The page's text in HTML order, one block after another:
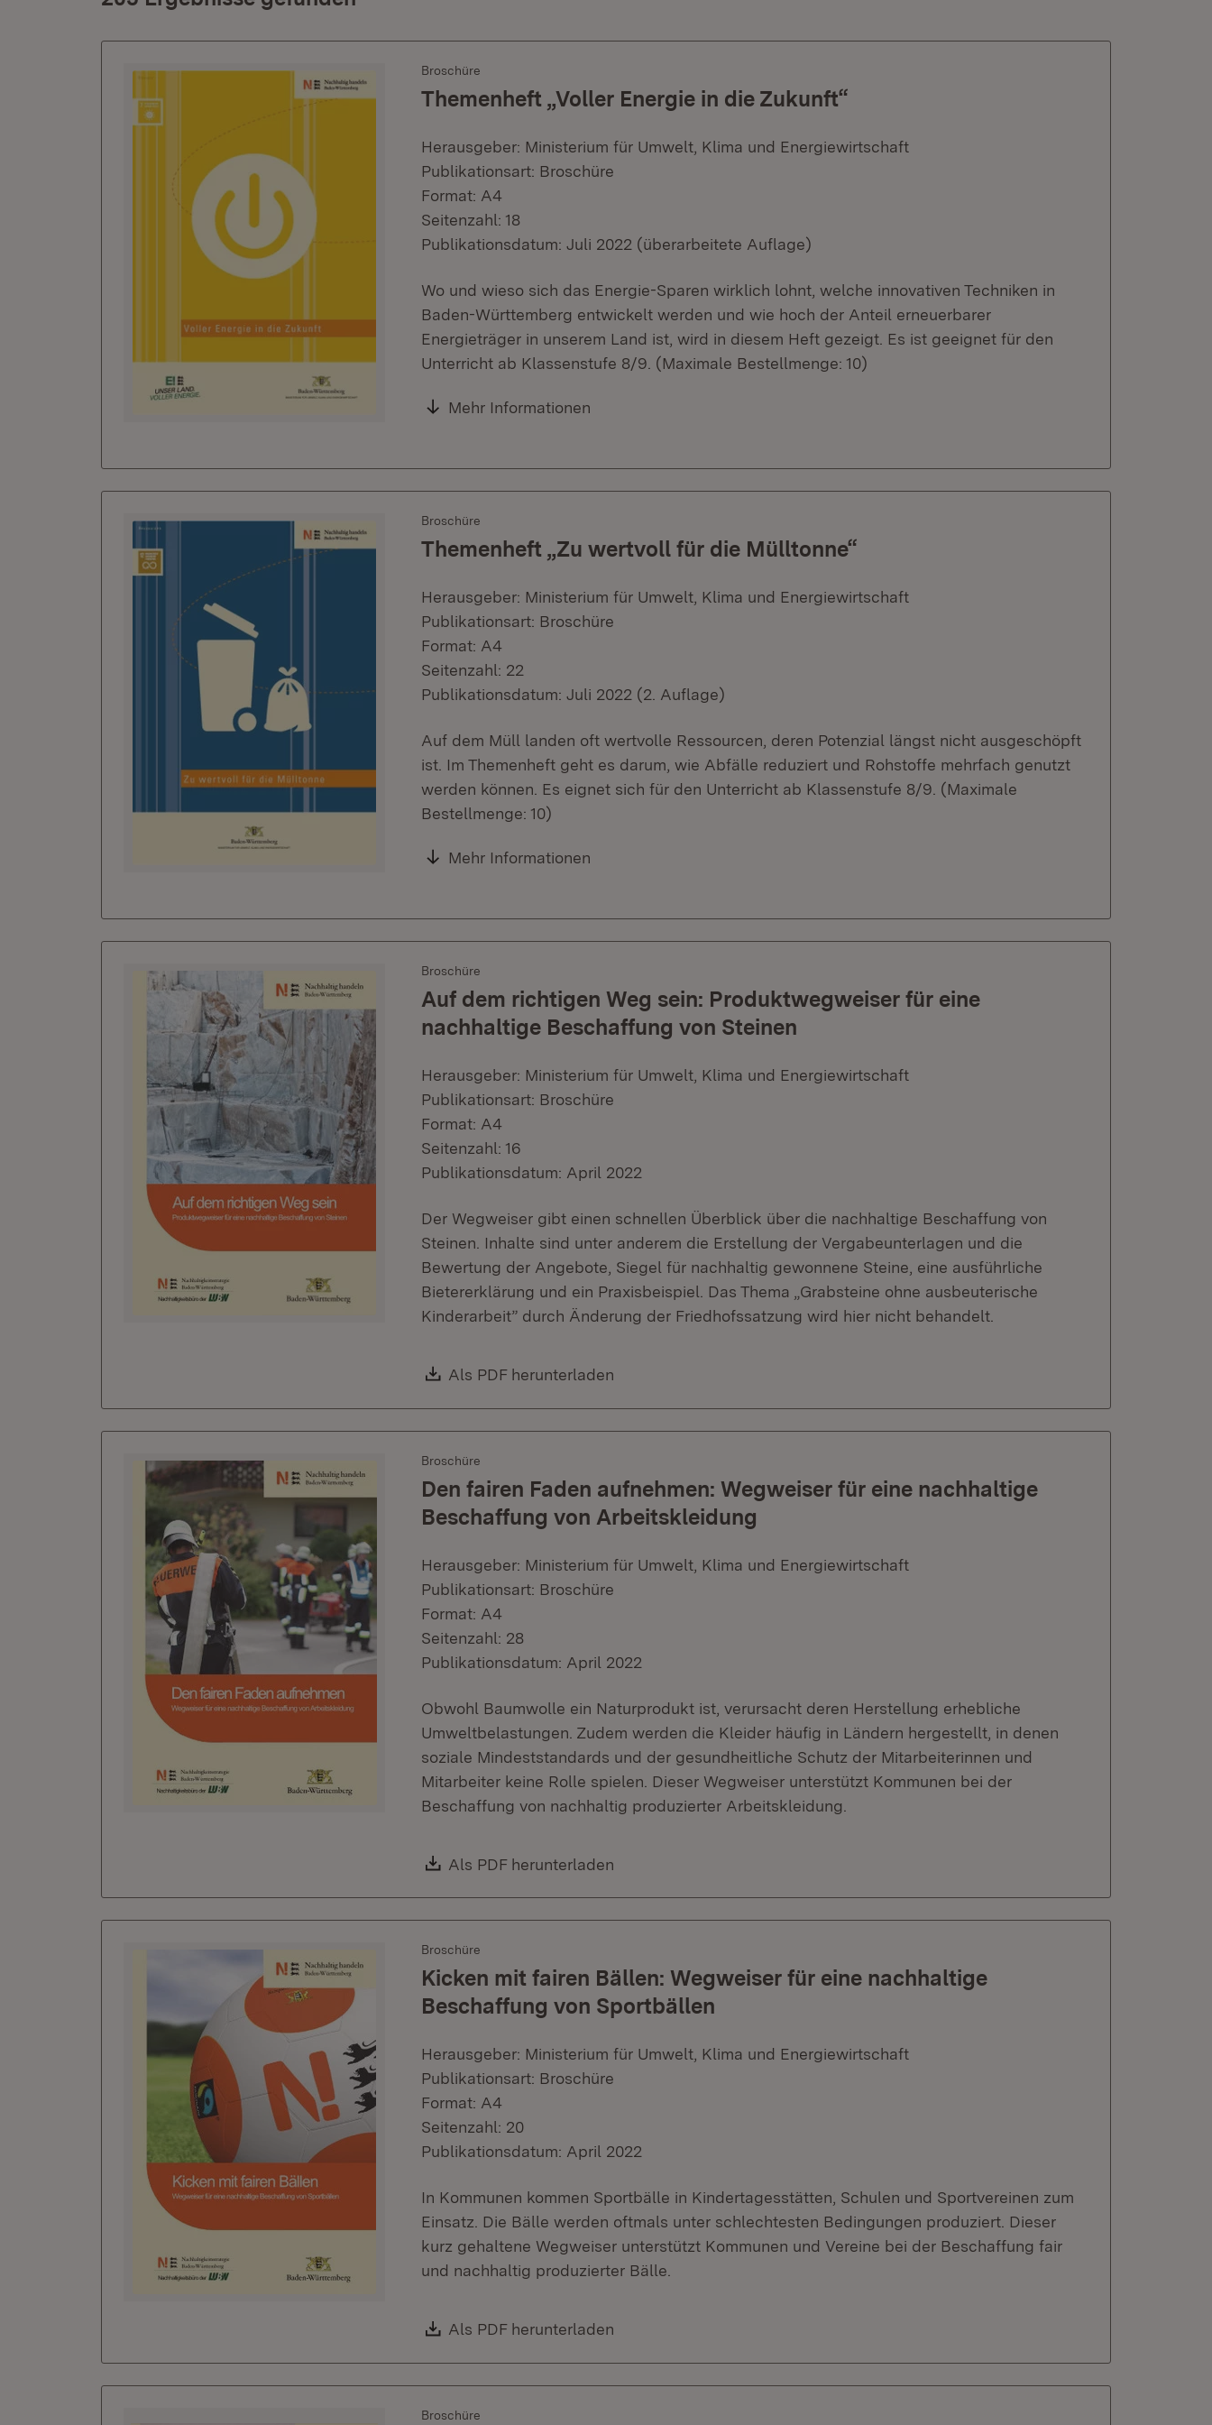
Broschüre
Themenheft „Voller Energie in die Zukunft“
Herausgeber: Ministerium für Umwelt, Klima und Energiewirtschaft
Publikationsart: Broschüre
Format: A4
Seitenzahl: 18
Publikationsdatum: Juli 2022 (überarbeitete Auflage)
Wo und wieso sich das Energie-Sparen wirklich lohnt, welche innovativen Techniken in
Baden-Württemberg entwickelt werden und wie hoch der Anteil erneuerbarer
Energieträger in unserem Land ist, wird in diesem Heft gezeigt. Es ist geeignet für den
Unterricht ab Klassenstufe 8/9. (Maximale Bestellmenge: 10)
Mehr Informationen
Broschüre
Themenheft „Zu wertvoll für die Mülltonne“
Herausgeber: Ministerium für Umwelt, Klima und Energiewirtschaft
Publikationsart: Broschüre
Format: A4
Seitenzahl: 22
Publikationsdatum: Juli 2022 (2. Auflage)
Auf dem Müll landen oft wertvolle Ressourcen, deren Potenzial längst nicht ausgeschöpft
ist. Im Themenheft geht es darum, wie Abfälle reduziert und Rohstoffe mehrfach genutzt
werden können. Es eignet sich für den Unterricht ab Klassenstufe 8/9. (Maximale
Bestellmenge: 10)
Mehr Informationen
Broschüre
Auf dem richtigen Weg sein: Produktwegweiser für eine
nachhaltige Beschaffung von Steinen
Herausgeber: Ministerium für Umwelt, Klima und Energiewirtschaft
Publikationsart: Broschüre
Format: A4
Seitenzahl: 16
Publikationsdatum: April 2022
Der Wegweiser gibt einen schnellen Überblick über die nachhaltige Beschaffung von
Steinen. Inhalte sind unter anderem die Erstellung der Vergabeunterlagen und die
Bewertung der Angebote, Siegel für nachhaltig gewonnene Steine, eine ausführliche
Bietererklärung und ein Praxisbeispiel. Das Thema „Grabsteine ohne ausbeuterische
Kinderarbeit” durch Änderung der Friedhofssatzung wird hier nicht behandelt.
Download:
Als PDF herunterladen
Broschüre
Den fairen Faden aufnehmen: Wegweiser für eine nachhaltige
Beschaffung von Arbeitskleidung
Herausgeber: Ministerium für Umwelt, Klima und Energiewirtschaft
Publikationsart: Broschüre
Format: A4
Seitenzahl: 28
Publikationsdatum: April 2022
Obwohl Baumwolle ein Naturprodukt ist, verursacht deren Herstellung erhebliche
Umweltbelastungen. Zudem werden die Kleider häufig in Ländern hergestellt, in denen
soziale Mindeststandards und der gesundheitliche Schutz der Mitarbeiterinnen und
Mitarbeiter keine Rolle spielen. Dieser Wegweiser unterstützt Kommunen bei der
Beschaffung von nachhaltig produzierter Arbeitskleidung.
Download:
Als PDF herunterladen
Broschüre
Kicken mit fairen Bällen: Wegweiser für eine nachhaltige
Beschaffung von Sportbällen
Herausgeber: Ministerium für Umwelt, Klima und Energiewirtschaft
Publikationsart: Broschüre
Format: A4
Seitenzahl: 20
Publikationsdatum: April 2022
In Kommunen kommen Sportbälle in Kindertagesstätten, Schulen und Sportvereinen zum
Einsatz. Die Bälle werden oftmals unter schlechtesten Bedingungen produziert. Dieser
kurz gehaltene Wegweiser unterstützt Kommunen und Vereine bei der Beschaffung fair
und nachhaltig produzierter Bälle.
Download:
Als PDF herunterladen
Broschüre